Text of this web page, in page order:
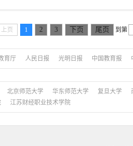
上页 1 2 3 下页 尾页 到第
育厅 人民日报 光明日报 中国教育报
北京师范大学 华东师范大学 复旦大学
江苏财经职业技术学院